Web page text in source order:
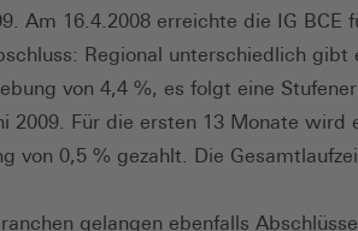
Am 16.4.2008 erreichte die IG BCE
Regional unterschiedlich gibt
von 4,4 %, es folgt eine
2009. Für die ersten 13 Monate wird
von 0,5 % gezahlt. Die
gelangen ebenfalls